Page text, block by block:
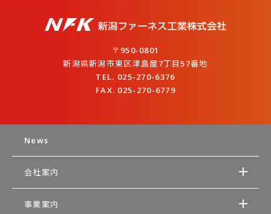
〒950-0801
新潟県新潟市東区津島屋7丁目57番地
TEL. 025-270-6376
FAX. 025-270-6779
News
会社案内
事業案内